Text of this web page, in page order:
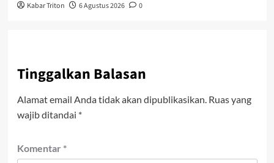
Kabar Triton 6 Agustus 2026 0
Tinggalkan Balasan
Alamat email Anda tidak akan dipublikasikan. Ruas yang
wajib ditandai *
Komentar *